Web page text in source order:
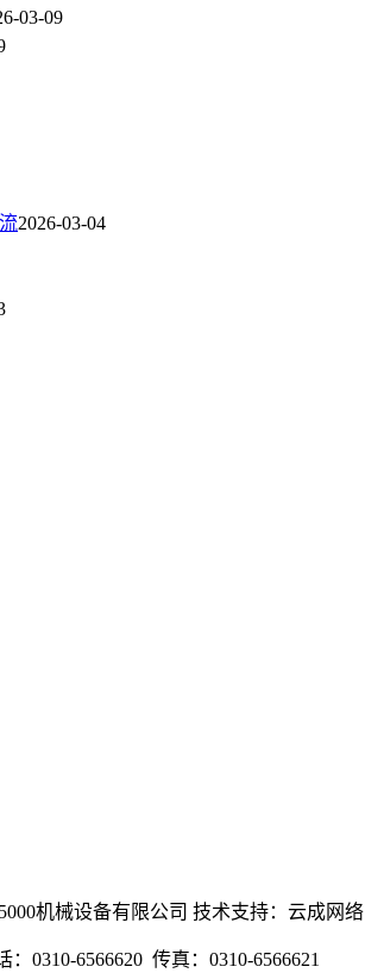
03-09
2026-03-04
机械设备有限公司 技术支持：云成网络
0310-6566620 传真：0310-6566621